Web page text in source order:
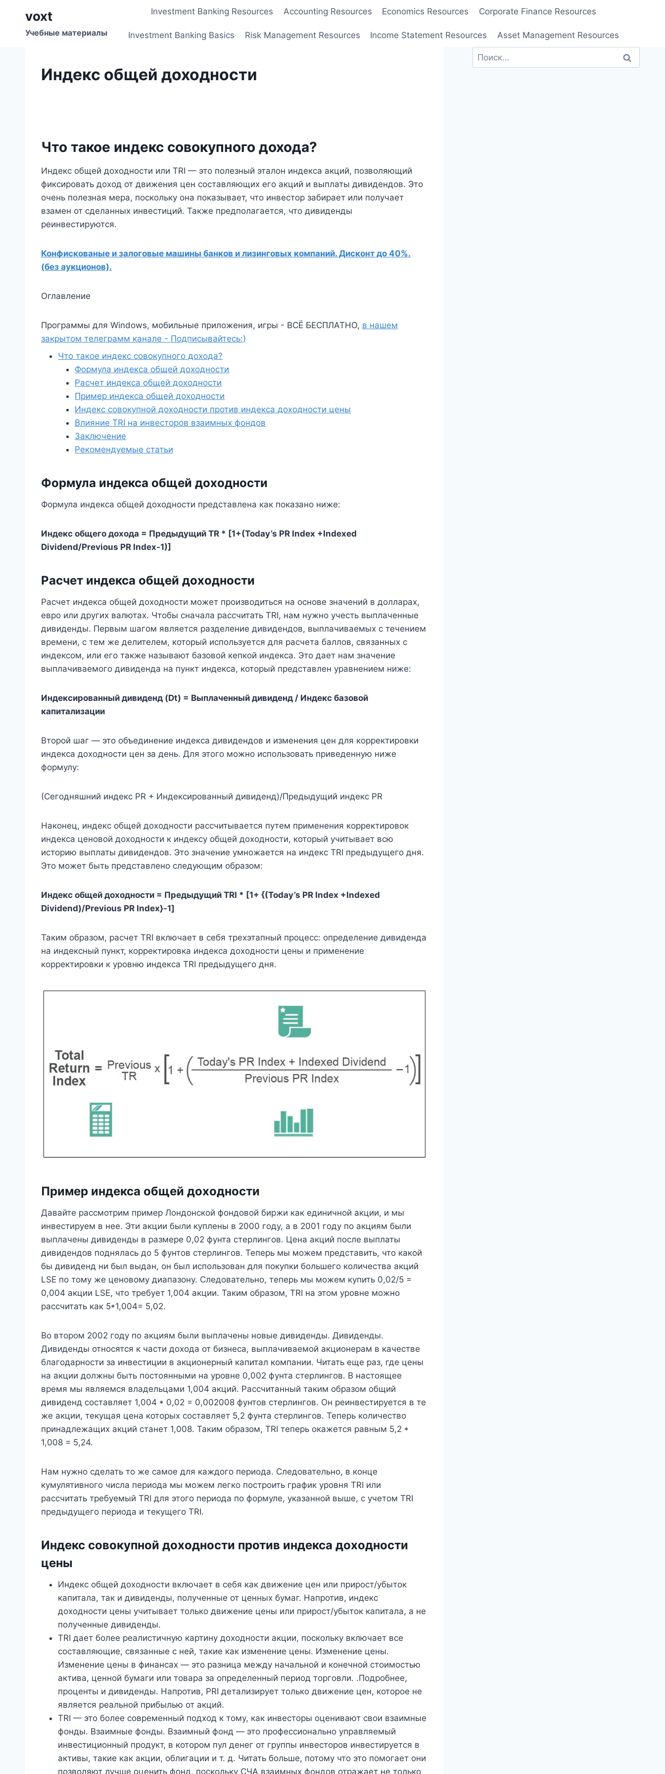
содержимому
voxt
Учебные материалы
Investment Banking Resources Accounting Resources Economics Resources Corporate Finance Resources
Investment Banking Basics Risk Management Resources Income Statement Resources Asset Management Resources
Индекс общей доходности
Что такое индекс совокупного дохода?
Индекс общей доходности или TRI — это полезный эталон индекса акций, позволяющий
фиксировать доход от движения цен составляющих его акций и выплаты дивидендов. Это
очень полезная мера, поскольку она показывает, что инвестор забирает или получает
взамен от сделанных инвестиций. Также предполагается, что дивиденды
реинвестируются.
Конфискованые и залоговые машины банков и лизинговых компаний. Дисконт до 40%.
(без аукционов).
Оглавление
Программы для Windows, мобильные приложения, игры - ВСЁ БЕСПЛАТНО, в нашем
закрытом телеграмм канале - Подписывайтесь:)
Что такое индекс совокупного дохода?
Формула индекса общей доходности
Расчет индекса общей доходности
Пример индекса общей доходности
Индекс совокупной доходности против индекса доходности цены
Влияние TRI на инвесторов взаимных фондов
Заключение
Рекомендуемые статьи
Формула индекса общей доходности
Формула индекса общей доходности представлена ​​​​как показано ниже:
Индекс общего дохода = Предыдущий TR * [1+(Today’s PR Index +Indexed
Dividend/Previous PR Index-1)]
Расчет индекса общей доходности
Расчет индекса общей доходности может производиться на основе значений в долларах,
евро или других валютах. Чтобы сначала рассчитать TRI, нам нужно учесть выплаченные
дивиденды. Первым шагом является разделение дивидендов, выплачиваемых с течением
времени, с тем же делителем, который используется для расчета баллов, связанных с
индексом, или его также называют базовой кепкой индекса. Это дает нам значение
выплачиваемого дивиденда на пункт индекса, который представлен уравнением ниже:
Индексированный дивиденд (Dt) = Выплаченный дивиденд / Индекс базовой
капитализации
Второй шаг — это объединение индекса дивидендов и изменения цен для корректировки
индекса доходности цен за день. Для этого можно использовать приведенную ниже
формулу:
(Сегодняшний индекс PR + Индексированный дивиденд)/Предыдущий индекс PR
Наконец, индекс общей доходности рассчитывается путем применения корректировок
индекса ценовой доходности к индексу общей доходности, который учитывает всю
историю выплаты дивидендов. Это значение умножается на индекс TRI предыдущего дня.
Это может быть представлено следующим образом:
Индекс общей доходности = Предыдущий TRI * [1+ {(Today’s PR Index +Indexed
Dividend)/Previous PR Index}-1]
Таким образом, расчет TRI включает в себя трехэтапный процесс: определение дивиденда
на индексный пункт, корректировка индекса доходности цены и применение
корректировки к уровню индекса TRI предыдущего дня.
Пример индекса общей доходности
Давайте рассмотрим пример Лондонской фондовой биржи как единичной акции, и мы
инвестируем в нее. Эти акции были куплены в 2000 году, а в 2001 году по акциям были
выплачены дивиденды в размере 0,02 фунта стерлингов. Цена акций после выплаты
дивидендов поднялась до 5 фунтов стерлингов. Теперь мы можем представить, что какой
бы дивиденд ни был выдан, он был использован для покупки большего количества акций
LSE по тому же ценовому диапазону. Следовательно, теперь мы можем купить 0,02/5 =
0,004 акции LSE, что требует 1,004 акции. Таким образом, TRI на этом уровне можно
рассчитать как 5*1,004= 5,02.
Во втором 2002 году по акциям были выплачены новые дивиденды. Дивиденды.
Дивиденды относятся к части дохода от бизнеса, выплачиваемой акционерам в качестве
благодарности за инвестиции в акционерный капитал компании. Читать еще раз, где цены
на акции должны быть постоянными на уровне 0,002 фунта стерлингов. В настоящее
время мы являемся владельцами 1,004 акций. Рассчитанный таким образом общий
дивиденд составляет 1,004 * 0,02 = 0,002008 фунтов стерлингов. Он реинвестируется в те
же акции, текущая цена которых составляет 5,2 фунта стерлингов. Теперь количество
принадлежащих акций станет 1,008. Таким образом, TRI теперь окажется равным 5,2 *
1,008 = 5,24.
Нам нужно сделать то же самое для каждого периода. Следовательно, в конце
кумулятивного числа периода мы можем легко построить график уровня TRI или
рассчитать требуемый TRI для этого периода по формуле, указанной выше, с учетом TRI
предыдущего периода и текущего TRI.
Индекс совокупной доходности против индекса доходности
цены
Индекс общей доходности включает в себя как движение цен или прирост/убыток
капитала, так и дивиденды, полученные от ценных бумаг. Напротив, индекс
доходности цены учитывает только движение цены или прирост/убыток капитала, а не
полученные дивиденды.
TRI дает более реалистичную картину доходности акции, поскольку включает все
составляющие, связанные с ней, такие как изменение цены. Изменение цены.
Изменение цены в финансах — это разница между начальной и конечной стоимостью
актива, ценной бумаги или товара за определенный период торговли. .Подробнее,
проценты и дивиденды. Напротив, PRI детализирует только движение цен, которое не
является реальной прибылью от акций.
TRI — это более современный подход к тому, как инвесторы оценивают свои взаимные
фонды. Взаимные фонды. Взаимный фонд — это профессионально управляемый
инвестиционный продукт, в котором пул денег от группы инвесторов инвестируется в
активы, такие как акции, облигации и т. д. Читать больше, потому что это помогает они
позволяют лучше оценить фонд, поскольку СЧА взаимных фондов отражает не только
Найти: